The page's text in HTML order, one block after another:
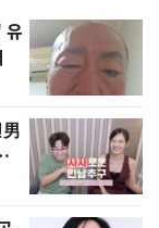
유